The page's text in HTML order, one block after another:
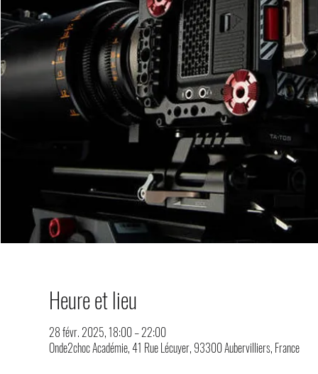
Heure et lieu
28 févr. 2025, 18:00 – 22:00
Onde2choc Académie, 41 Rue Lécuyer, 93300 Aubervilliers, France